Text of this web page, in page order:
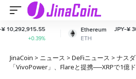
Ethereum
ETH
JPY-¥ 303,991.12
+0.34%
JinaCoin > ニュース > DeFiニュース > ナス
「VivoPower」、Flareと提携──XRPで1億